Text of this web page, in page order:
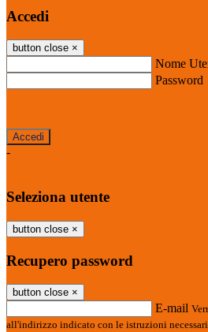
Accedi
button close ×
Nome
Password
-
Seleziona utente
button close ×
Recupero password
button close ×
E-mail
all'indirizzo indicato con le istruzioni